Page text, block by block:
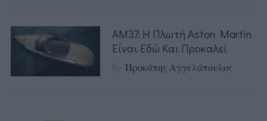
AM37: Η Πλωτή Aston Martin
Είναι Εδώ Και Προκαλεί
by Προκόπης Αγγελόπουλος